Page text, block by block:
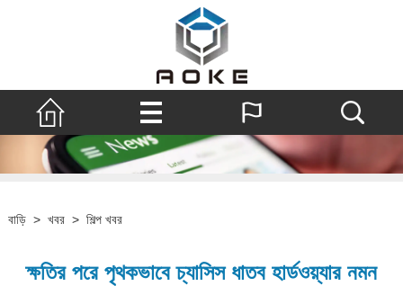
বাড়ি > খবর > শিল্প খবর
ক্ষতির পরে পৃথকভাবে চ্যাসিস ধাতব হার্ডওয়্যার নমন